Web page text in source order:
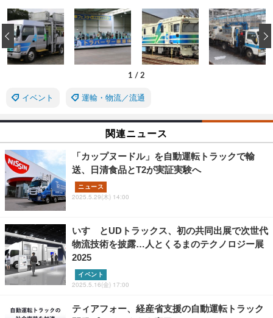
1 / 2
‹
イベント 運輸・物流／流通
関連ニュース
「カップヌードル」を自動運転トラックで輸
送、日清食品とT2が実証実験へ
ニュース
2025.5.29(木) 14:00
いすゞとUDトラックス、初の共同出展で次世代
物流技術を披露…人とくるまのテクノロジー展
2025
イベント
2025.5.16(金) 17:00
ティアフォー、経産省支援の自動運転トラック